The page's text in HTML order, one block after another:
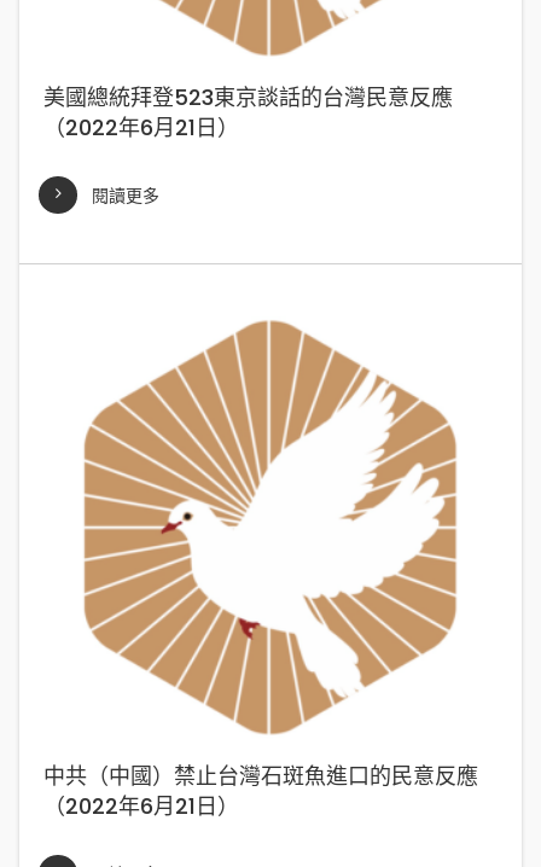
美國總統拜登523東京談話的台灣民意反應
（2022年6月21日）
閱讀更多
中共（中國）禁止台灣石斑魚進口的民意反應
（2022年6月21日）